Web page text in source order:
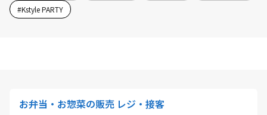
#Kstyle PARTY
お弁当・お惣菜の販売 レジ・接客